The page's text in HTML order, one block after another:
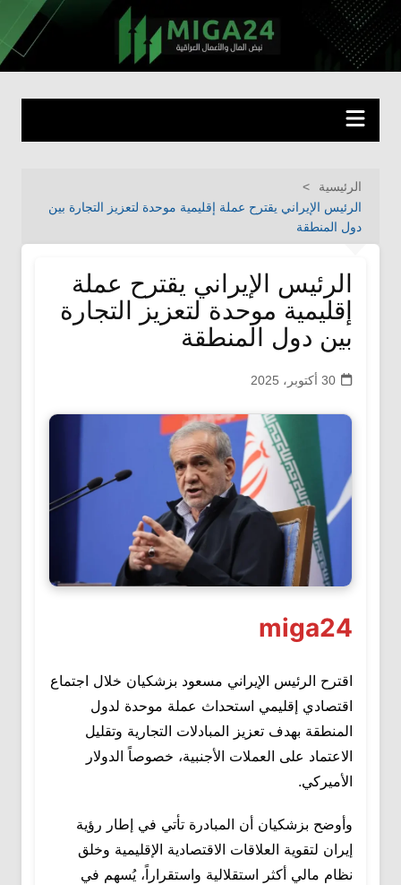
التجاوز
إلى
المحتوى
miga24.com نبض المال والأعمال العراقية
الرئيسية
الرئيس الإيراني يقترح عملة إقليمية موحدة لتعزيز التجارة بين
دول المنطقة
الرئيس الإيراني يقترح عملة
إقليمية موحدة لتعزيز التجارة
بين دول المنطقة
30 أكتوبر، 2025
miga24
اقترح الرئيس الإيراني مسعود بزشكيان خلال اجتماع
اقتصادي إقليمي استحداث عملة موحدة لدول
المنطقة بهدف تعزيز المبادلات التجارية وتقليل
الاعتماد على العملات الأجنبية، خصوصاً الدولار
الأميركي.
وأوضح بزشكيان أن المبادرة تأتي في إطار رؤية
إيران لتقوية العلاقات الاقتصادية الإقليمية وخلق
نظام مالي أكثر استقلالية واستقراراً، يُسهم في